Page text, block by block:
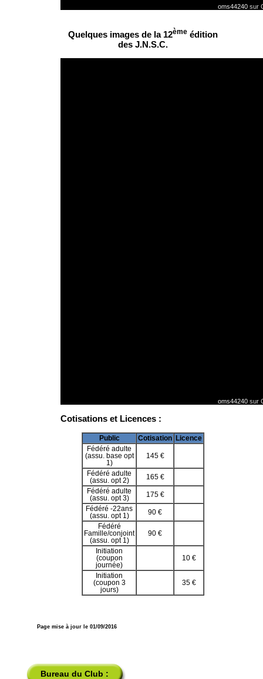
oms44240sur
Quelques images de la 12ème édition
des J.N.S.C.
oms44240sur
Cotisations et Licences :
Public Cotisation
Licence
Fédéré adulte
(assu. base opt
1)
145 €
Fédéré adulte
(assu. opt 2)
165 €
Fédéré adulte
(assu. opt 3)
175 €
Fédéré -22ans
(assu. opt 1)
90 €
Fédéré
Famille/conjoint
(assu. opt 1)
90 €
Initiation
(coupon
journée)
10 €
Initiation
(coupon 3
jours)
35 €
Page mise à jour le 01/09/2016
Bureau du Club :